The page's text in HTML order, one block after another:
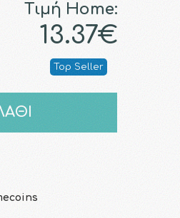
Τιμή Home:
13.37€
Top Seller